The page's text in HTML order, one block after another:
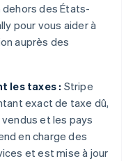
dehors des États-
pour vous aider à
auprès des
les taxes : Stripe
exact de taxe dû,
et les pays
en charge des
et est mise à jour